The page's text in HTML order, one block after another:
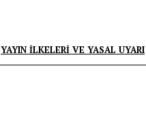
YAYIN İLKELERI VE YASAL UYARI